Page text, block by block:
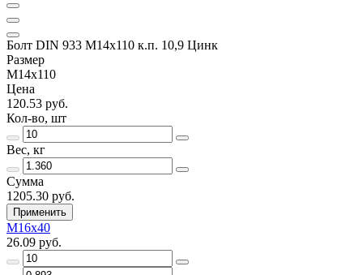
Болт DIN 933 М14х110 к.п. 10,9 Цинк
Размер
М14х110
Цена
120.53 руб.
Кол-во, шт
Вес, кг
Сумма
1205.30 руб.
Применить
М16х40
26.09 руб.